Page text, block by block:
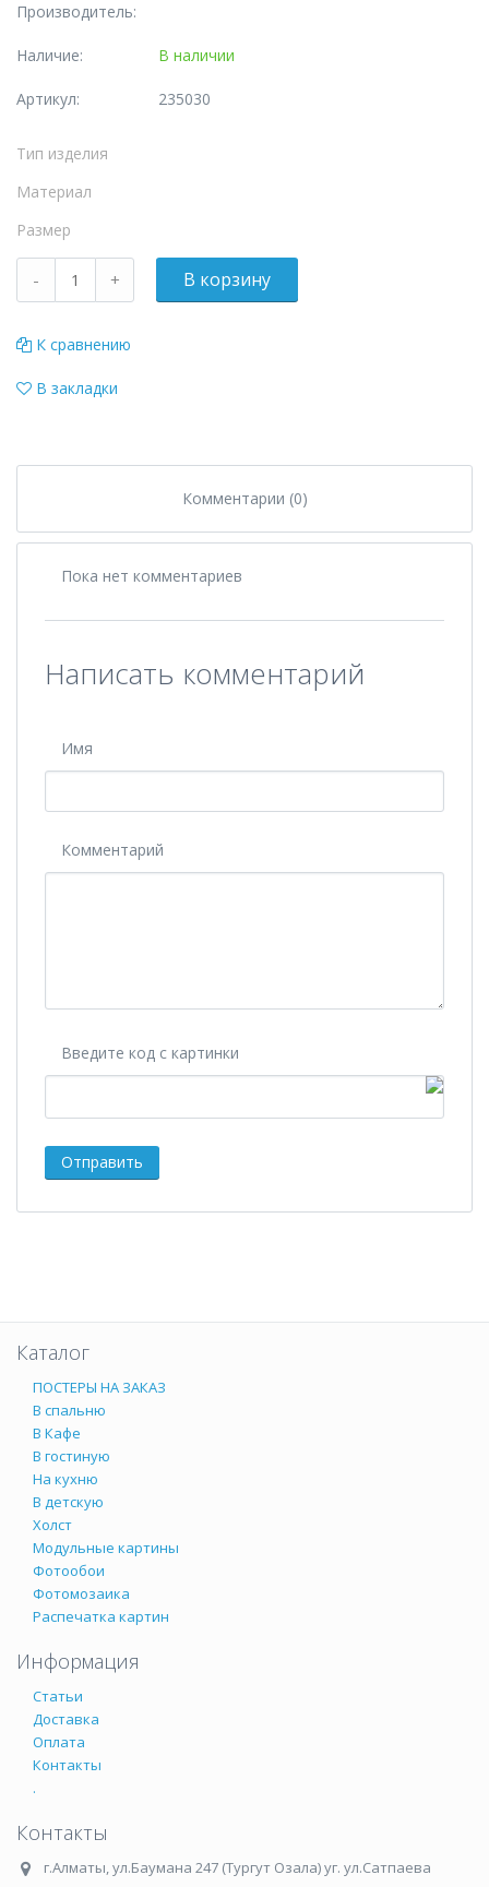
Производитель:
Наличие: В наличии
Артикул: 235030
Тип изделия
Материал
Размер
К сравнению
В закладки
Комментарии (0)
Пока нет комментариев
Написать комментарий
Имя
Комментарий
Введите код с картинки
Каталог
ПОСТЕРЫ НА ЗАКАЗ
В спальню
В Кафе
В гостиную
На кухню
В детскую
Холст
Модульные картины
Фотообои
Фотомозаика
Распечатка картин
Информация
Статьи
Доставка
Оплата
Контакты
.
Контакты
г.Алматы,ул.Баумана 247 (Тургут Озала) уг. ул.Сатпаева